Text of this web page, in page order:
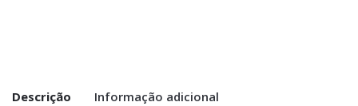
Descrição Informação adicional